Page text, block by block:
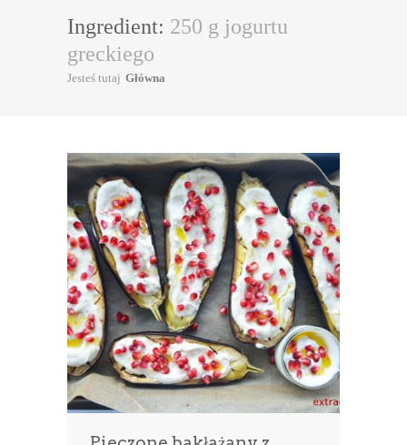
Ingredient: 250 g jogurtu
greckiego
Jesteś tutaj Główna